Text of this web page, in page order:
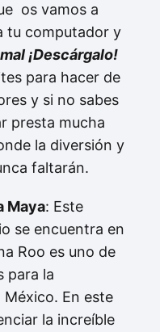
os vamos a
tu computador y
¡Descárgalo!
para hacer de
y si no sabes
presta mucha
la diversión y
faltarán.
Maya: Este
se encuentra en
Roo es uno de
para la
En este
la increíble